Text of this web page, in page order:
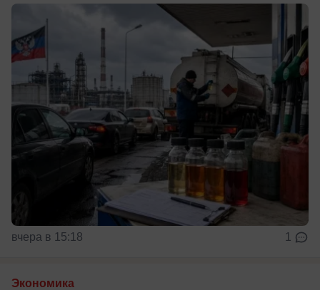
вчера в 15:18 1
Экономика